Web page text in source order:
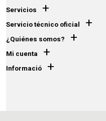
Servicios +
Servicio técnico oficial +
¿Quiénes somos? +
Mi cuenta +
Informació +